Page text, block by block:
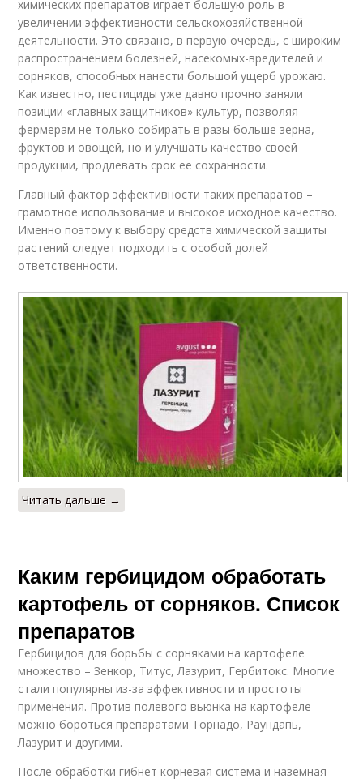
химических препаратов играет большую роль в
увеличении эффективности сельскохозяйственной
деятельности. Это связано, в первую очередь, с широким
распространением болезней, насекомых-вредителей и
сорняков, способных нанести большой ущерб урожаю.
Как известно, пестициды уже давно прочно заняли
позиции «главных защитников» культур, позволяя
фермерам не только собирать в разы больше зерна,
фруктов и овощей, но и улучшать качество своей
продукции, продлевать срок ее сохранности.
Главный фактор эффективности таких препаратов –
грамотное использование и высокое исходное качество.
Именно поэтому к выбору средств химической защиты
растений следует подходить с особой долей
ответственности.
Читать дальше →
Каким гербицидом обработать
картофель от сорняков. Список
препаратов
Гербицидов для борьбы с сорняками на картофеле
множество – Зенкор, Титус, Лазурит, Гербитокс. Многие
стали популярны из-за эффективности и простоты
применения. Против полевого вьюнка на картофеле
можно бороться препаратами Торнадо, Раундапь,
Лазурит и другими.
После обработки гибнет корневая система и наземная